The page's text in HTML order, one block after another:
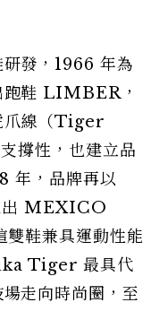
發，1966 年為
跑鞋 LIMBER，
爪線（Tiger
撐性，也建立品
年，品牌再以
出 MEXICO
雙鞋兼具運動性能
Tiger 最具代
走向時尚圈，至